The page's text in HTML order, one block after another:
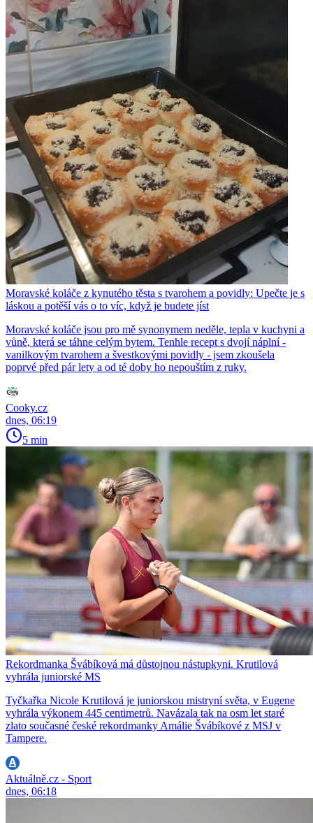
Moravské koláče z kynutého těsta s tvarohem a povidly: Upečte je s
láskou a potěší vás o to víc, když je budete jíst
Moravské koláče jsou pro mě synonymem neděle, tepla v kuchyni a
vůně, která se táhne celým bytem. Tenhle recept s dvojí náplní -
vanilkovým tvarohem a švestkovými povidly - jsem zkoušela
poprvé před pár lety a od té doby ho nepouštím z ruky.
Cooky.cz
dnes, 06:19
5 min
Rekordmanka Švábíková má důstojnou nástupkyni. Krutilová
vyhrála juniorské MS
Tyčkařka Nicole Krutilová je juniorskou mistryní světa, v Eugene
vyhrála výkonem 445 centimetrů. Navázala tak na osm let staré
zlato současné české rekordmanky Amálie Švábíkové z MSJ v
Tampere.
Aktuálně.cz - Sport
dnes, 06:18